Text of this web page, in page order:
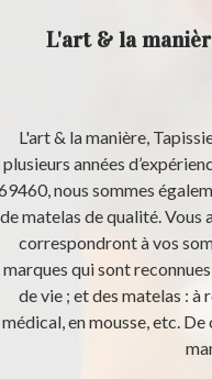
L'art & la
L'art & la manière,
plusieurs années
nous sommes
de matelas de qualité.
correspondront à vos
marques qui sont
de vie ; et des matelas :
médical, en mousse, etc. De